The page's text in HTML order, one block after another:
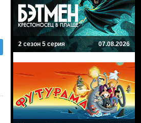
2 сезон 5 серия 07.08.2026